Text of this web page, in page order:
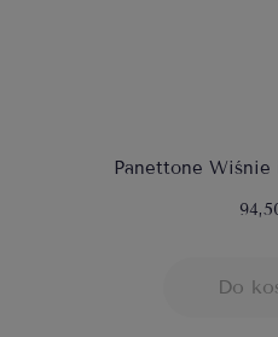
Panettone Wiśnie
Do